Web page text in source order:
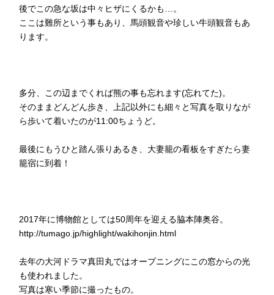
後でこの急な坂は中々ヒザにくるかも…。
ここは難所という事もあり、馬頭観音や珍しい牛頭観音もあ
ります。
多分、この辺までくれば熊の事も忘れます(忘れてた)。
そのままどんどん歩き、上記以外にも細々と写真を取りなが
ら歩いて着いたのが11:00ちょうど。
最後にもうひと踏ん張りあるき、大妻籠の看板をすぎたら妻
籠宿に到着！
2017年に博物館としては50周年を迎える脇本陣奥谷。
http://tumago.jp/highlight/wakihonjin.html
去年の大河ドラマ真田丸ではオープニングにこの窓からの光
も使われました。
写真は寒い季節に撮ったもの。